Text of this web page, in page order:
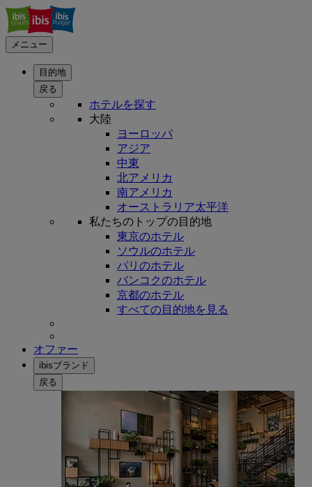
メニュー
目的地
戻る
ホテルを探す
大陸
ヨーロッパ
アジア
中東
北アメリカ
南アメリカ
オーストラリア太平洋
私たちのトップの目的地
東京のホテル
ソウルのホテル
パリのホテル
バンコクのホテル
京都のホテル
すべての目的地を見る
オファー
ibisブランド
戻る